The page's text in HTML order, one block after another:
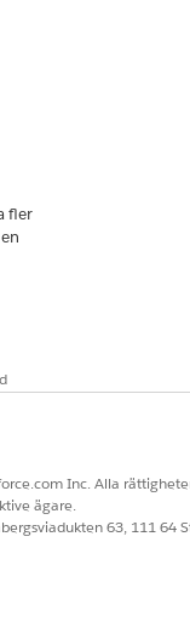
fler
Inc. Alla
ägare.
63, 111 64